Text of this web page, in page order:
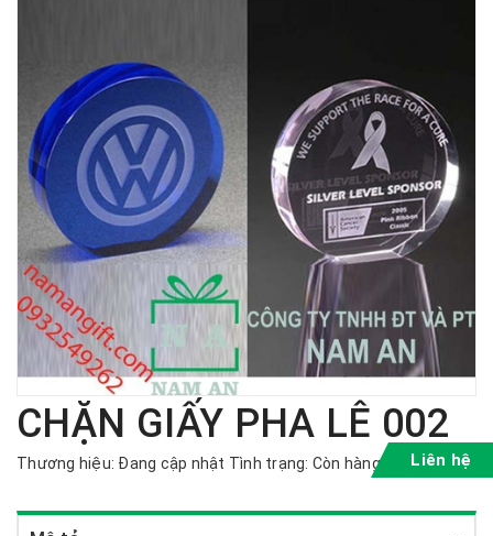
CHẶN GIẤY PHA LÊ 002
Thương hiệu: Đang cập nhật Tình trạng: Còn hàng Liên hệ